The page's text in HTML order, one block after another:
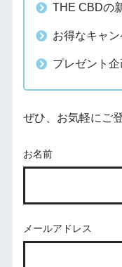
THE CBDの
お得なキャ
プレゼント企
ぜひ、お気軽にご
お名前
メールアドレス